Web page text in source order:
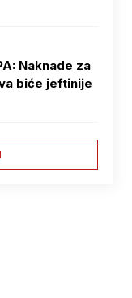
Naknade za
biće jeftinije